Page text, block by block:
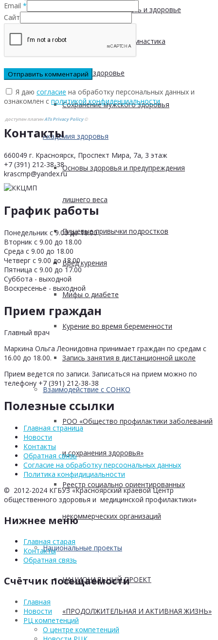
Физическая активность и здоровье
Производственная гимнастика
Стресс и здоровье
Сохранение мужского здоровья
Академия здоровья
Основы здоровья и предупреждения
лишнего веса
Пищевые привычки подростков
Вред курения
Мифы о диабете
Курение во время беременности
Запись занятия в дистанционной школе
Взаимодействие с СОНКО
РОО «Общество профилактики заболеваний
и сохранения здоровья»
Реестр социально ориентированных
некоммерческих организаций
Национальные проекты
НАЦИОНАЛЬНЫЙ ПРОЕКТ
«ПРОДОЛЖИТЕЛЬНАЯ И АКТИВНАЯ ЖИЗНЬ»
Email *
Сайт
Я даю согласие на обработку персональных данных и
ознакомлен с политикой конфиденциальности
доступен плагинATs Privacy Policy©
Контакты
660049 г. Красноярск, Проспект Мира, 7а, 3 этаж
+7 (391) 212-38-38
krascmp@yandex.ru
График работы
Понедельник с 9.00 до 18.00
Вторник с 9.00 до 18.00
Среда с 9.00 до 18.00
Четверг с 9.00 до 18.00
Пятница с 9.00 до 17.00
Суббота - выходной
Воскресенье - выходной
Прием граждан
Главный врач
Маркина Ольга Леонидовна принимает граждан по средам с
16.00 до 18.00.
Прием ведется по записи. Записаться на прием можно по
телефону +7 (391) 212-38-38
Полезные ссылки
Главная страница
Новости
Контакты
Обратная связь
Согласие на обработку персоональных данных
Политика конфидициальности
© 2012-2024 КГБУЗ «Красноярский краевой Центр
общественного здоровья и медицинской профилактики»
Нижнее меню
Главная старая
Контакты
Обратная связь
Счётчик посещаемости
Главная
Новости
РЦ компетенций
О центре компетенций